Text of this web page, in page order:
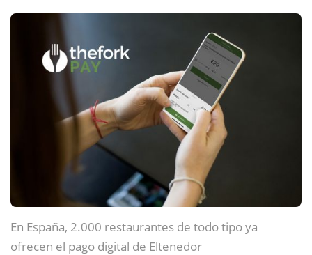
En España, 2.000 restaurantes de todo tipo ya
ofrecen el pago digital de Eltenedor